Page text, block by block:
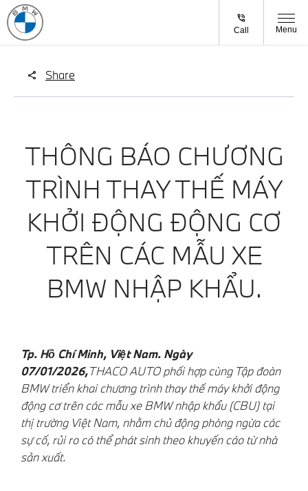
Call Menu
Share
THÔNG BÁO CHƯƠNG
TRÌNH THAY THẾ MÁY
KHỞI ĐỘNG ĐỘNG CƠ
TRÊN CÁC MẪU XE
BMW NHẬP KHẨU.
Tp. Hồ Chí Minh, Việt Nam. Ngày
07/01/2026,THACO AUTO phối hợp cùng Tập đoàn
BMWtriển khai chương trìnhthay thế máy khởi động
động cơ trêncác mẫu xe BMW nhập khẩu(CBU)tại
thị trường Việt Nam, nhằm chủđộng phòng ngừa các
sự cố, rủi ro có thể phát sinh theo khuyến cáo từ nhà
sản xuất.